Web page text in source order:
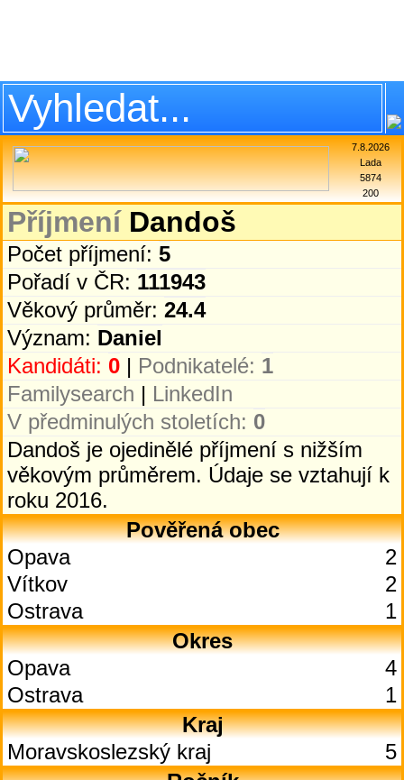
7.8.2026
Lada
5874
200
PříjmeníDandoš
Počet příjmení: 5
Pořadí v ČR: 111943
Věkový průměr: 24.4
Význam: Daniel
Kandidáti: 0 | Podnikatelé: 1
Familysearch | LinkedIn
V předminulých stoletích: 0
Dandoš je ojedinělé příjmení s nižším
věkovým průměrem. Údaje se vztahují k
roku 2016.
Pověřená obec
Opava
2
Vítkov
2
Ostrava
1
Okres
Opava
4
Ostrava
1
Kraj
Moravskoslezský kraj
5